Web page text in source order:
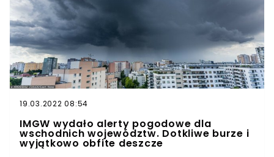
19.03.2022 08:54
IMGW wydało alerty pogodowe dla
wschodnich województw. Dotkliwe burze i
wyjątkowo obfite deszcze